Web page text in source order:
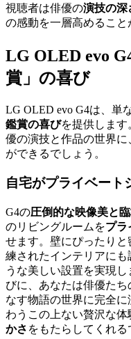
視聴者は俳優の演技の深
の感動を一層高めること
LG OLED evo
賞」の喜び
LG OLED evo G4は、単
鑑賞の喜びを提供します
優の演技と作品の世界
ができるでしょう。
自宅がプライベート
G4の圧倒的な映像美と
のリビングルームをプラ
せます。壁にぴったりと
練されたインテリアにも
うな美しい設置を実現
びに、あなたは俳優たち
なす物語の世界に完全
わうこの上ない贅沢な
かさ をもたらしてくれる